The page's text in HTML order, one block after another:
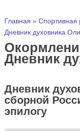
Вы здесь
Главная » Спортивная
Дневник духовника
Дневник
Дневник
сборной
эпилогу